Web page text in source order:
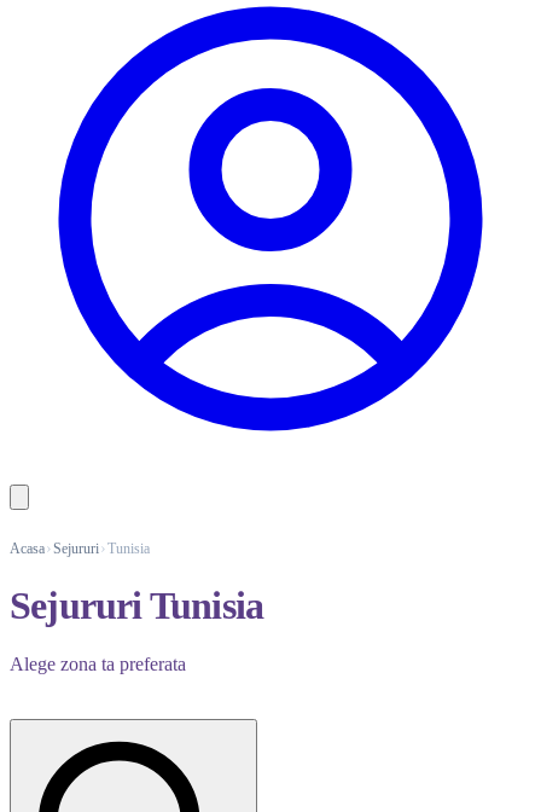
Acasa Sejururi Tunisia
Sejururi Tunisia
Alege zona ta preferata